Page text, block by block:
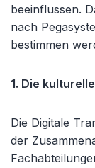
beeinflussen.
nach
bestimmen
1. Die
Die Digitale
der